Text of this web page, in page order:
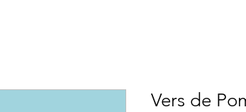
Vers de